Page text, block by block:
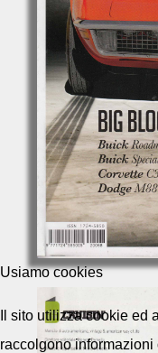
Usiamo cookies
Il sito utilizza cookie ed
raccolgono